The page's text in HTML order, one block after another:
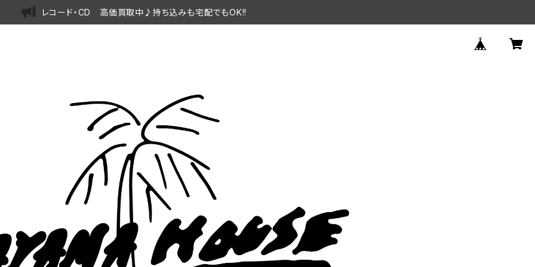
レコード・CD 高価買取中♪持ち込みも宅配でもOK!!